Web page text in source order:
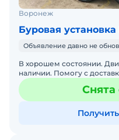
Воронеж
Буровая
Объявление давно не
В хорошем состоянии.
наличии. Помогу с
на базе ГАЗели с
Двигатель: Д